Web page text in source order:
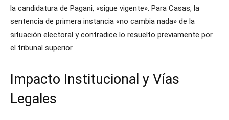
la candidatura de Pagani, «sigue vigente». Para Casas, la
sentencia de primera instancia «no cambia nada» de la
situación electoral y contradice lo resuelto previamente por
el tribunal superior.
Impacto Institucional y Vías
Legales